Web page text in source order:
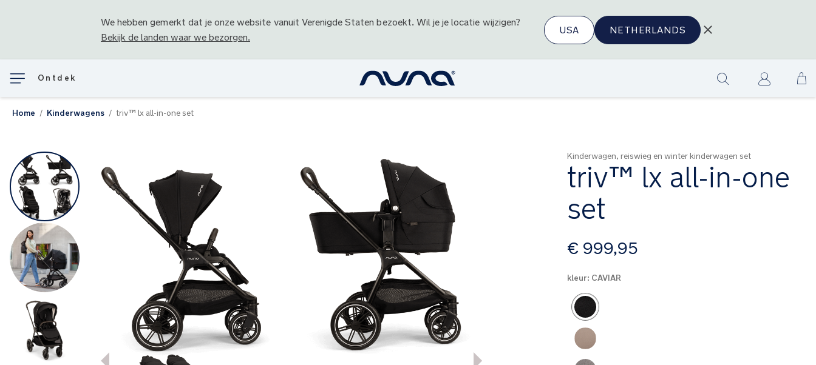
We hebben gemerkt dat je onze website vanuit Verenigde Staten bezoekt. Wil je je locatie wijzigen?
Bekijk de landen waar we bezorgen.
USA NETHERLANDS
Ga
Ontdek
Home Kinderwagens triv™ lx all-in-one set
Kinderwagen, reiswieg en winter kinderwagen set
triv™ lx all-in-one
set
vanaf
€ 999,95
naar
het
einde
van
afbeeldingen-
gallerij
kleur: CAVIAR
Product Fashions